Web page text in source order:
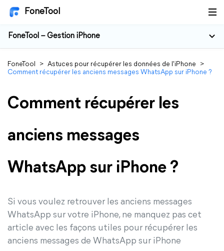
FoneTool
FoneTool – Gestion iPhone
FoneTool > Astuces pour récupérer les données de l'iPhone
>
Comment récupérer les anciens messages WhatsApp sur iPhone ?
Comment récupérer les
anciens messages
WhatsApp sur iPhone ?
Si vous voulez retrouver les anciens messages
WhatsApp sur votre iPhone, ne manquez pas cet
article avec les façons utiles pour récupérer les
anciens messages de WhatsApp sur iPhone